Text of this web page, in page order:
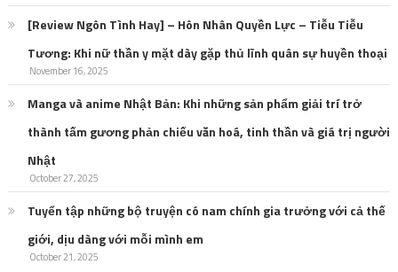
[Review Ngôn Tình Hay] – Hôn Nhân Quyền Lực – Tiễu Tiễu
Tương: Khi nữ thần y mặt dày gặp thủ lĩnh quân sự huyền thoại
November 16, 2025
Manga và anime Nhật Bản: Khi những sản phẩm giải trí trở
thành tấm gương phản chiếu văn hoá, tinh thần và giá trị người
Nhật
October 27, 2025
Tuyển tập những bộ truyện có nam chính gia trưởng với cả thế
giới, dịu dàng với mỗi mình em
October 21, 2025